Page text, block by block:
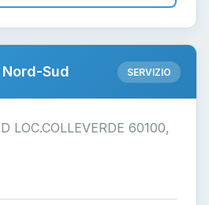
Sud SERVIZIO
LOC.COLLEVERDE 60100,